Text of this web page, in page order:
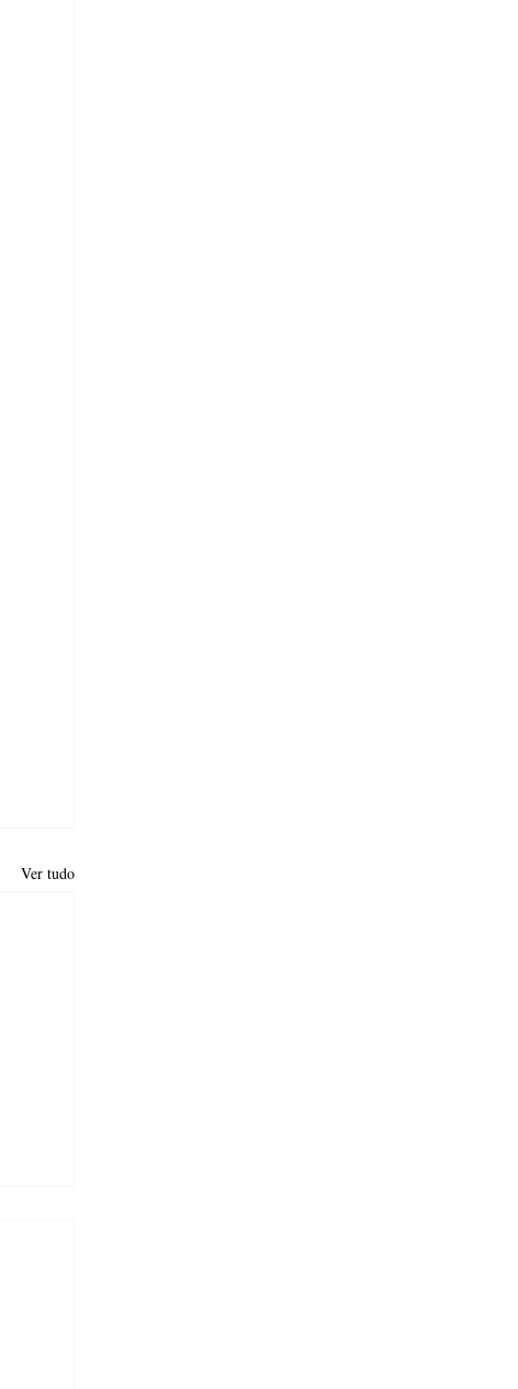
Ver tudo